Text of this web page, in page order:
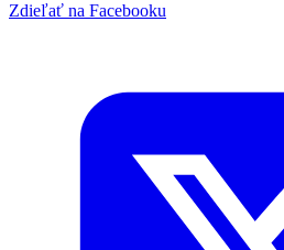
Zdieľať na Facebooku